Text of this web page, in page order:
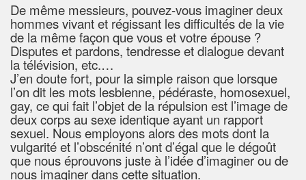
De même messieurs, pouvez-vous imaginer deux
hommes vivant et régissant les difficultés de la vie
de la même façon que vous et votre épouse ?
Disputes et pardons, tendresse et dialogue devant
la télévision, etc.…
J’en doute fort, pour la simple raison que lorsque
l’on dit les mots lesbienne, pédéraste, homosexuel,
gay, ce qui fait l’objet de la répulsion est l’image de
deux corps au sexe identique ayant un rapport
sexuel. Nous employons alors des mots dont la
vulgarité et l’obscénité n’ont d’égal que le dégoût
que nous éprouvons juste à l’idée d’imaginer ou de
nous imaginer dans cette situation.